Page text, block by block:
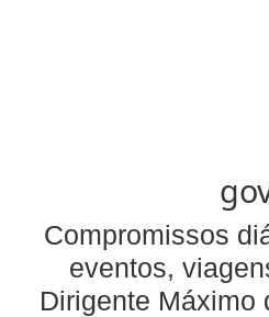
Compromissos
eventos,
Dirigente Máximo